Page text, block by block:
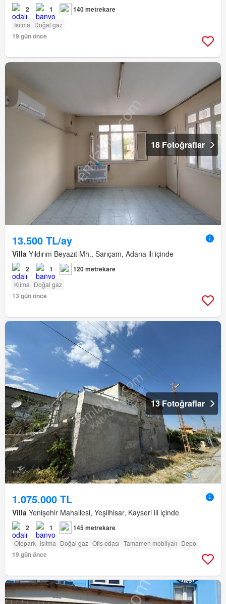
2 1 140 metrekare
Isıtma Doğal gaz
19 gün önce
18 Fotoğraflar
13.500 TL/ay
Villa Yıldırım Beyazıt Mh., Sarıçam, Adana ili içinde
2 1 120 metrekare
Klima Doğal gaz
13 gün önce
13 Fotoğraflar
1.075.000 TL
Villa Yenişehir Mahallesi, Yeşilhisar, Kayseri ili içinde
2 1 145 metrekare
Otopark Isıtma Doğal gaz Ofis odası Tamamen mobilyalı Depo
19 gün önce